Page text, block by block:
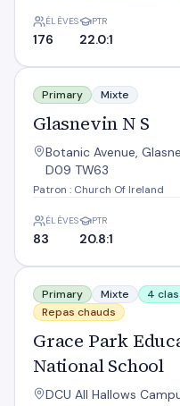
ÉLÈVES
176
PTR
22.0:1
Glasnevin N S
Primary Mixte
Glasnevin N S
Botanic Avenue,
D09 TW63
Patron : Church Of Ireland
ÉLÈVES
83
PTR
20.8:1
Grace Park Educate
Primary Mixte
4
Repas chauds
Grace Park
National School
DCU All Hallows